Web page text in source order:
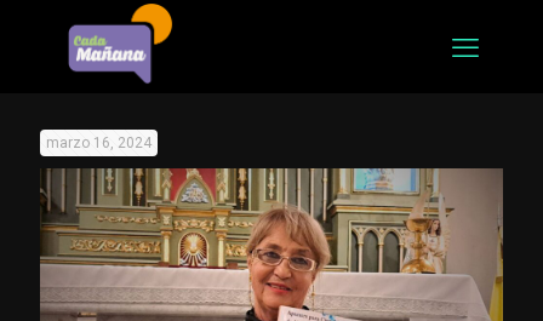
marzo 16, 2024